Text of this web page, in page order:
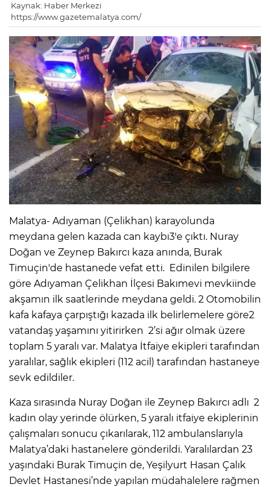
Kaynak: Haber Merkezi
https://www.gazetemalatya.com/
Malatya- Adıyaman (Çelikhan) karayolunda
meydana gelen kazada can kaybı3'e çıktı. Nuray
Doğan ve Zeynep Bakırcı kaza anında, Burak
Timuçin'de hastanede vefat etti. Edinilen bilgilere
göre Adıyaman Çelikhan İlçesi Bakımevi mevkiinde
akşamın ilk saatlerinde meydana geldi. 2 Otomobilin
kafa kafaya çarpıştığı kazada ilk belirlemelere göre2
vatandaş yaşamını yitirirken 2’si ağır olmak üzere
toplam 5 yaralı var. Malatya İtfaiye ekipleri tarafından
yaralılar, sağlık ekipleri (112 acil) tarafından hastaneye
sevk edildiler.
Kaza sırasında Nuray Doğan ile Zeynep Bakırcı adlı 2
kadın olay yerinde ölürken, 5 yaralı itfaiye ekiplerinin
çalışmaları sonucu çıkarılarak, 112 ambulanslarıyla
Malatya’daki hastanelere gönderildi. Yaralılardan 23
yaşındaki Burak Timuçin de, Yeşilyurt Hasan Çalık
Devlet Hastanesi’nde yapılan müdahalelere rağmen